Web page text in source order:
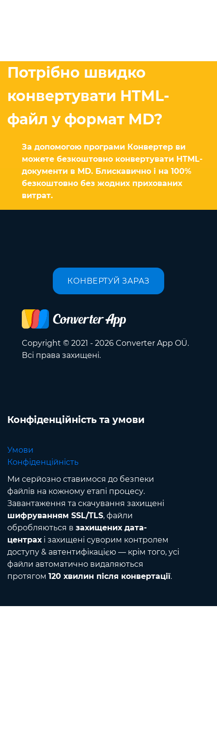
Потрібно швидко
конвертувати HTML-
файл у формат MD?
За допомогою програми Конвертер ви
можете безкоштовно конвертувати HTML-
документи в MD. Блискавично і на 100%
безкоштовно без жодних прихованих
витрат.
КОНВЕРТУЙ ЗАРАЗ
Copyright © 2021 - 2026 Converter App OÜ.
Всі права захищені.
Конфіденційність та умови
Умови
Конфіденційність
Ми серйозно ставимося до безпеки
файлів на кожному етапі процесу.
Завантаження та скачування захищені
шифруванням SSL/TLS, файли
обробляються в захищених дата-
центрахі захищені суворим контролем
доступу & автентифікацією — крім того, усі
файли автоматично видаляються
протягом 120 хвилин після конвертації.